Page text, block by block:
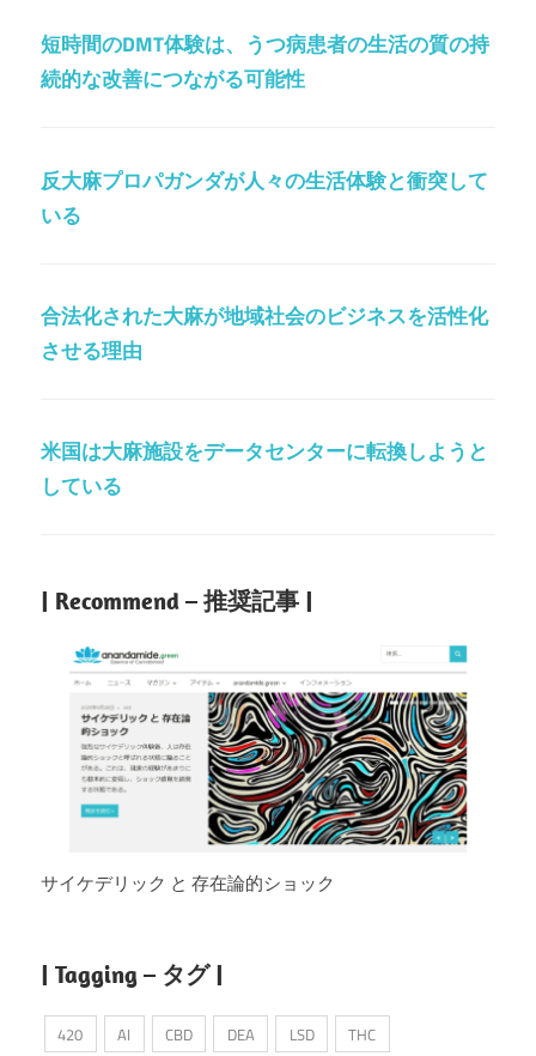
短時間のDMT体験は、うつ病患者の生活の質の持
続的な改善につながる可能性
反大麻プロパガンダが人々の生活体験と衝突して
いる
合法化された大麻が地域社会のビジネスを活性化
させる理由
米国は大麻施設をデータセンターに転換しようと
している
| Recommend – 推奨記事 |
サイケデリック と 存在論的ショック
| Tagging – タグ |
420 AI CBD DEA LSD THC